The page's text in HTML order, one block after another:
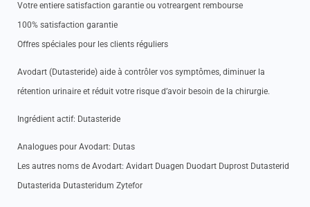
Votre entiere satisfaction garantie ou votreargent rembourse
100% satisfaction garantie
Offres spéciales pour les clients réguliers
Avodart (Dutasteride) aide à contrôler vos symptômes, diminuer la
rétention urinaire et réduit votre risque d’avoir besoin de la chirurgie.
Ingrédient actif: Dutasteride
Analogues pour Avodart: Dutas
Les autres noms de Avodart: Avidart Duagen Duodart Duprost Dutasterid
Dutasterida Dutasteridum Zytefor